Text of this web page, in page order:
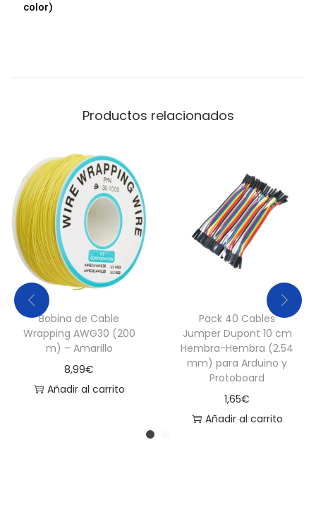
e
l
o
5
0
c
m
c
a
n
d
color)
Productos relacionados
Bobina de Cable
Wrapping AWG30 (200
m) – Amarillo
8,99€
Añadir al carrito
Pack 40 Cables
Jumper Dupont 10 cm
Hembra-Hembra (2.54
mm) para Arduino y
Protoboard
1,65€
Añadir al carrito